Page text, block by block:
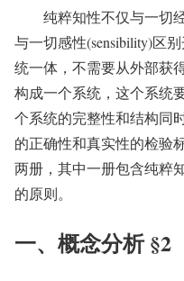
纯粹知性不仅与一切经
与一切感性(sensibility)区
统一体，不需要从外部获
构成一个系统，这个系统
个系统的完整性和结构同
的正确性和真实性的检验
两册，其中一册包含纯粹
的原则。
一、概念分析 §2